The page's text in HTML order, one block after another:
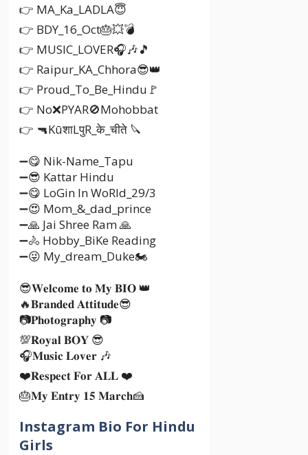
👉 MA_Ka_LADLA😇
👉 BDY_16_Oct🎂💥💣
👉 MUSIC_LOVER🎧🎶🎵
👉 Raipur_KA_Chhora😎👑
👉 Proud_To_Be_Hindu🚩
👉 No❌PYAR🚫Mohobbat
👉 🔫KūशाLपुR_के_चीते 🔪
➖😋 Nik-Name_Tapu
➖😎 Kattar Hindu
➖😋 LoGin In WoRld_29/3
➖😍 Mom_&_dad_prince
➖🙏 Jai Shree Ram 🙏
➖🚴 Hobby_BiKe Reading
➖😜 My_dream_Duke🏍
😎𝐖𝐞𝐥𝐜𝐨𝐦𝐞 𝐭𝐨 𝐌𝐲 𝐁𝐈𝐎 👑
🔥𝐁𝐫𝐚𝐧𝐝𝐞𝐝 𝐀𝐭𝐭𝐢𝐭𝐮𝐝𝐞😎
📷𝐏𝐡𝐨𝐭𝐨𝐠𝐫𝐚𝐩𝐡𝐲 📷
💯𝐑𝐨𝐲𝐚𝐥 𝐁𝐎𝐘 😎
🎧𝐌𝐮𝐬𝐢𝐜 𝐋𝐨𝐯𝐞𝐫 🎶
❤️𝐑𝐞𝐬𝐩𝐞𝐜𝐭 𝐅𝐨𝐫 𝐀𝐋𝐋 ❤️
🎂𝐌𝐲 𝐄𝐧𝐭𝐫𝐲 𝟏𝟓 𝐌𝐚𝐫𝐜𝐡🍰
Instagram Bio For Hindu
Girls